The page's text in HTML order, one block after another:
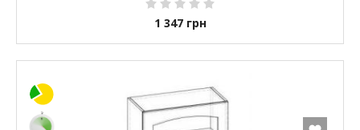
1 347 грн